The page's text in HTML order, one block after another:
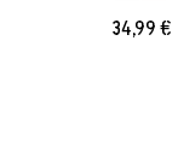
34,99 €